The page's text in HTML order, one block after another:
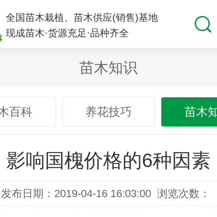
全国苗木栽植、苗木供应(销售)基地
现成苗木·货源充足·品种齐全
苗木知识
百科 养花技巧 苗木
影响国槐价格的6种因素
发布日期：2019-04-16 16:03:00 浏览次数：